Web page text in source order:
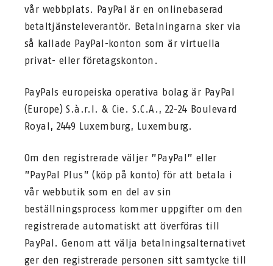
vår webbplats. PayPal är en onlinebaserad
betaltjänsteleverantör. Betalningarna sker via
så kallade PayPal-konton som är virtuella
privat- eller företagskonton.
PayPals europeiska operativa bolag är PayPal
(Europe) S.à.r.l. & Cie. S.C.A., 22-24 Boulevard
Royal, 2449 Luxemburg, Luxemburg.
Om den registrerade väljer ”PayPal” eller
”PayPal Plus” (köp på konto) för att betala i
vår webbutik som en del av sin
beställningsprocess kommer uppgifter om den
registrerade automatiskt att överföras till
PayPal. Genom att välja betalningsalternativet
ger den registrerade personen sitt samtycke till